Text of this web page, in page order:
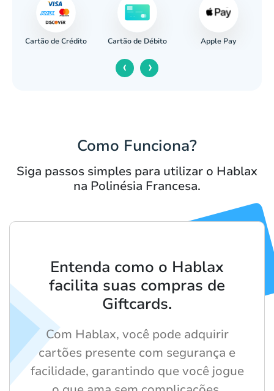
Cartão de Crédito Cartão de Débito Apple Pay
‹ ›
Como Funciona?
Siga passos simples para utilizar o Hablax
na Polinésia Francesa.
Entenda como o Hablax
facilita suas compras de
Giftcards.
Com Hablax, você pode adquirir
cartões presente com segurança e
facilidade, garantindo que você jogue